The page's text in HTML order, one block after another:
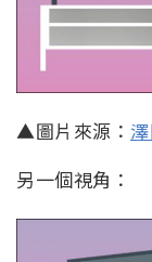
▲圖片來源：
另一個視角：